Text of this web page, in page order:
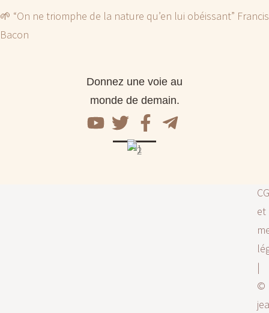
🌱 “On ne triomphe de la nature qu’en lui obéissant” Francis
Bacon
Donnez une voie au
monde de demain.
et
|
©